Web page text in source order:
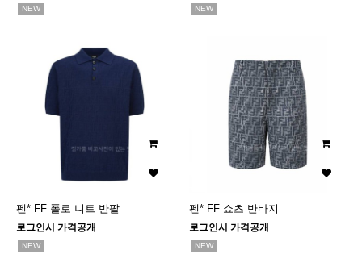
NEW NEW
펜* FF 폴로 니트 반팔
로그인시 가격공개
NEW
펜* FF 쇼츠 반바지
로그인시 가격공개
NEW